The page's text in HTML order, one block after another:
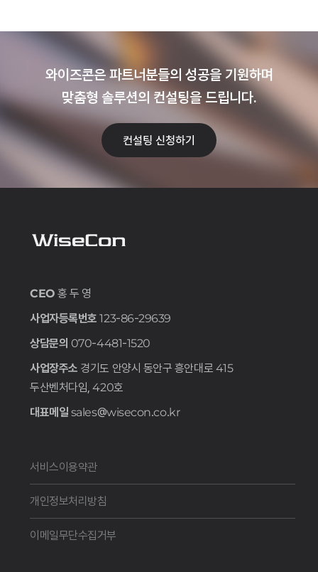
와이즈콘은 파트너분들의 성공을 기원하며
맞춤형 솔루션의 컨설팅을 드립니다.
컨설팅 신청하기
CEO 홍 두 영
사업자등록번호 123-86-29639
상담문의 070-4481-1520
사업장주소 경기도 안양시 동안구 흥안대로 415
두산벤처다임, 420호
대표메일 sales@wisecon.co.kr
서비스이용약관
개인정보처리방침
이메일무단수집거부